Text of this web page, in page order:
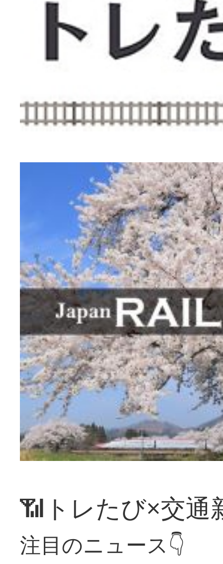
📶トレたび×交通
注目のニュース👇